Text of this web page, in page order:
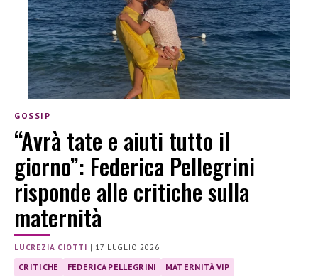
GOSSIP
“Avrà tate e aiuti tutto il
giorno”: Federica Pellegrini
risponde alle critiche sulla
maternità
LUCREZIA CIOTTI | 17 LUGLIO 2026
CRITICHE FEDERICA PELLEGRINI MATERNITÀ VIP